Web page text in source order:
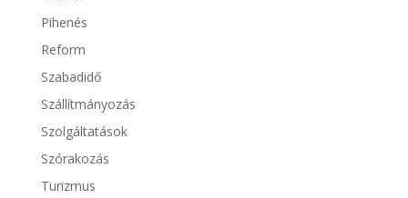
Pihenés
Reform
Szabadidő
Szállítmányozás
Szolgáltatások
Szórakozás
Turizmus